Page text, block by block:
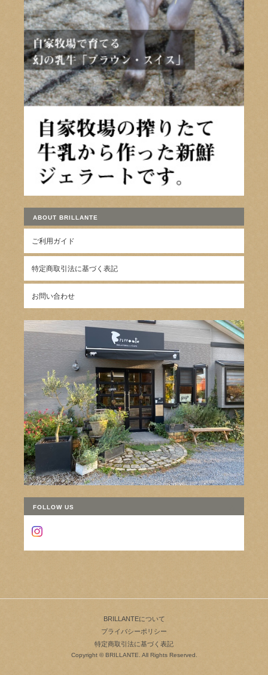
ABOUT BRILLANTE
ご利用ガイド
特定商取引法に基づく表記
お問い合わせ
FOLLOW US
BRILLANTEについて
プライバシーポリシー
特定商取引法に基づく表記
Copyright © BRILLANTE. All Rights Reserved.